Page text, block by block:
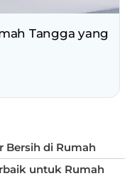
Tangga yang
Bersih di Rumah
untuk Rumah